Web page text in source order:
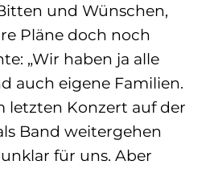
und Wünschen,
Pläne doch noch
„Wir haben ja alle
auch eigene Familien.
letzten Konzert auf der
Band weitergehen
für uns. Aber